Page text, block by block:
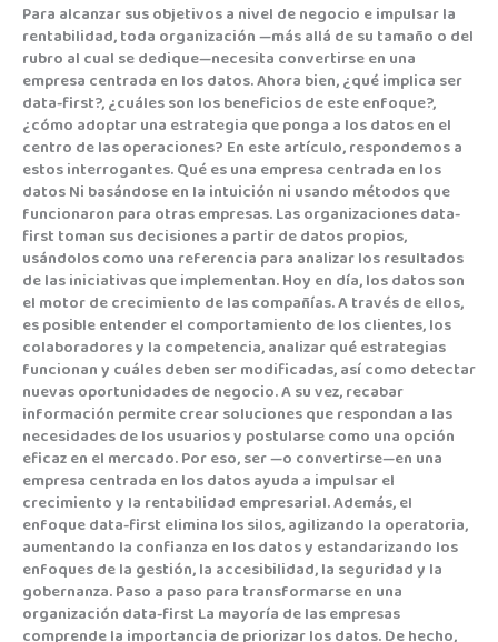
Para alcanzar sus objetivos a nivel de negocio e impulsar la
rentabilidad, toda organización —más allá de su tamaño o del
rubro al cual se dedique—necesita convertirse en una
empresa centrada en los datos. Ahora bien, ¿qué implica ser
data-first?, ¿cuáles son los beneficios de este enfoque?,
¿cómo adoptar una estrategia que ponga a los datos en el
centro de las operaciones? En este artículo, respondemos a
estos interrogantes. Qué es una empresa centrada en los
datos Ni basándose en la intuición ni usando métodos que
funcionaron para otras empresas. Las organizaciones data-
first toman sus decisiones a partir de datos propios,
usándolos como una referencia para analizar los resultados
de las iniciativas que implementan. Hoy en día, los datos son
el motor de crecimiento de las compañías. A través de ellos,
es posible entender el comportamiento de los clientes, los
colaboradores y la competencia, analizar qué estrategias
funcionan y cuáles deben ser modificadas, así como detectar
nuevas oportunidades de negocio. A su vez, recabar
información permite crear soluciones que respondan a las
necesidades de los usuarios y postularse como una opción
eficaz en el mercado. Por eso, ser —o convertirse—en una
empresa centrada en los datos ayuda a impulsar el
crecimiento y la rentabilidad empresarial. Además, el
enfoque data-first elimina los silos, agilizando la operatoria,
aumentando la confianza en los datos y estandarizando los
enfoques de la gestión, la accesibilidad, la seguridad y la
gobernanza. Paso a paso para transformarse en una
organización data-first La mayoría de las empresas
comprende la importancia de priorizar los datos. De hecho,